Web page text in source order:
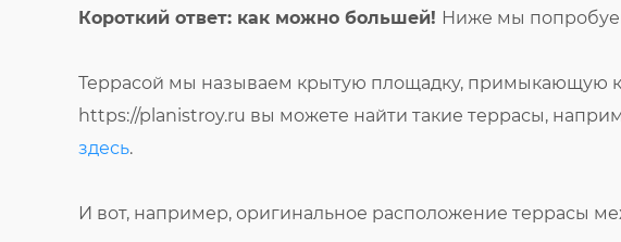
Короткий ответ: как можно большей! Ниже мы
Террасой мы называем крытую площадку, примыкающую
https://planistroy.ru вы можете найти такие террасы,
здесь.
И вот, например, оригинальное расположение террасы